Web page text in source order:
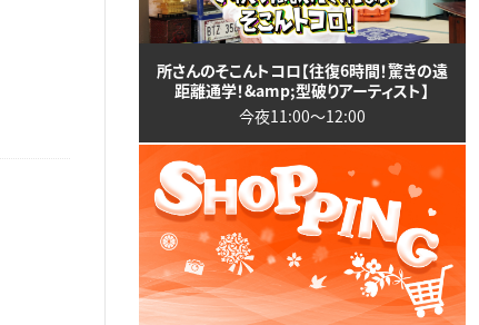
所さんのそこんトコロ【往復6時間！驚きの遠
距離通学！&amp;型破りアーティスト】
今夜11:00〜12:00